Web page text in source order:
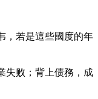
，若是這些國度的年
失败；背上债務，成